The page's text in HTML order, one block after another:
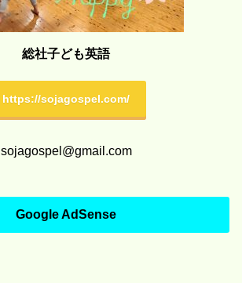
総社子ども英語
https://sojagospel.com/
sojagospel@gmail.com
Google AdSense